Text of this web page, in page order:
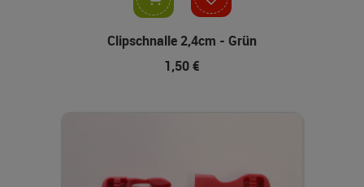
Clipschnalle 2,4cm - Grün
1,50 €